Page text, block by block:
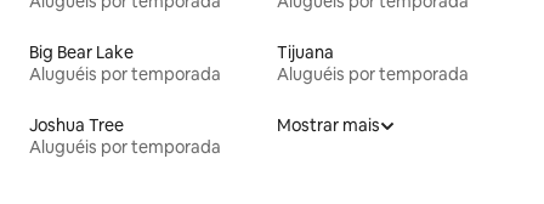
Big Bear Lake
Aluguéis por temporada
Tijuana
Aluguéis por temporada
Joshua Tree
Aluguéis por temporada
Mostrar mais